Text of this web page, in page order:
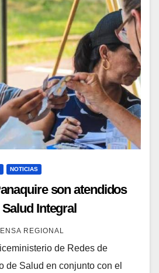
NOTICIAS
son atendidos
Integral
REGIONAL
de Redes de
de Salud en conjunto con el